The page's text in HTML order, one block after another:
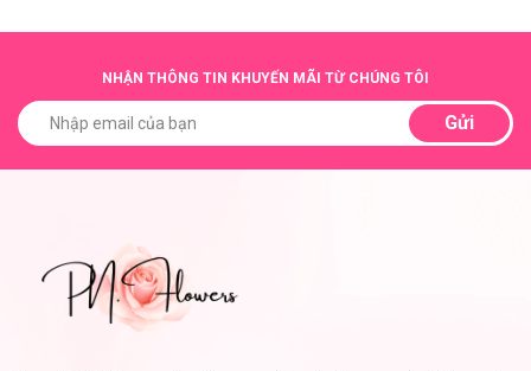
NHẬN THÔNG TIN KHUYẾN MÃI TỪ CHÚNG TÔI
Gửi